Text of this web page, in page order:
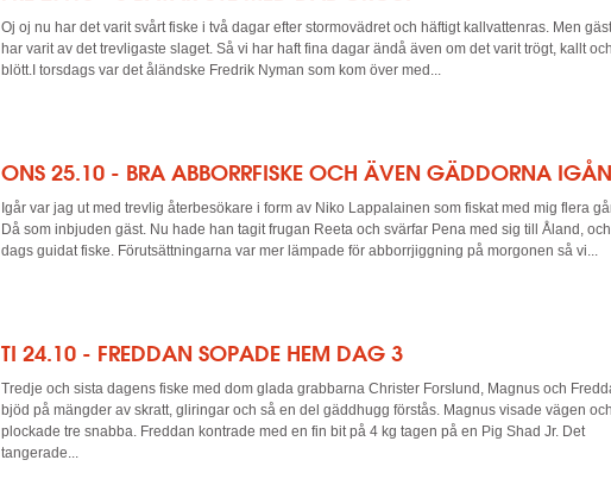
Oj oj nu har det varit svårt fiske i två dagar efter stormovädret och häftigt kallvattenras. Men
har varit av det trevligaste slaget. Så vi har haft fina dagar ändå även om det varit trögt, kallt
blött.I torsdags var det åländske Fredrik Nyman som kom över med...
ONS 25.10 - BRA ABBORRFISKE OCH ÄVEN GÄDDORNA
Igår var jag ut med trevlig återbesökare i form av Niko Lappalainen som fiskat med mig flera
Då som inbjuden gäst. Nu hade han tagit frugan Reeta och svärfar Pena med sig till Åland,
dags guidat fiske. Förutsättningarna var mer lämpade för abborrjiggning på morgonen så vi...
TI 24.10 - FREDDAN SOPADE HEM DAG 3
Tredje och sista dagens fiske med dom glada grabbarna Christer Forslund, Magnus och
bjöd på mängder av skratt, gliringar och så en del gäddhugg förstås. Magnus visade vägen och
plockade tre snabba. Freddan kontrade med en fin bit på 4 kg tagen på en Pig Shad Jr. Det
tangerade...